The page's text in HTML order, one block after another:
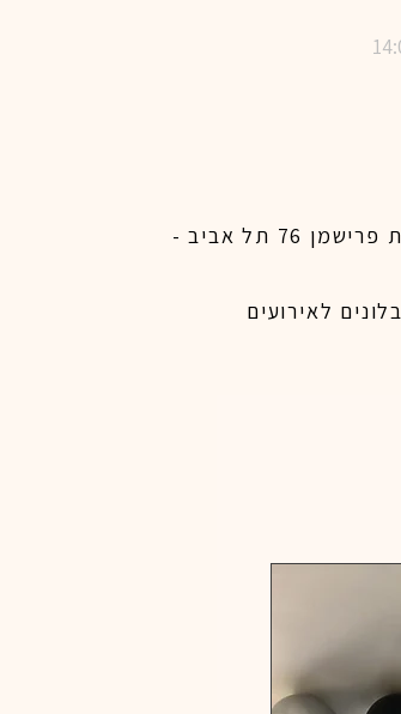
שימו לב ! מינימום הזמנת משלוח באתר לכל האיזורים האפשריים 450 ש״ח ו200 ש״ח מינימום לאיסוף - כתובת פרישמן 76 תל אביב -
בלונים לאירועים